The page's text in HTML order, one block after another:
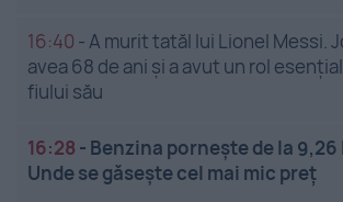
16:40 -A murit tatăl lui Lionel Messi.
avea 68 de ani și a avut un rol
fiului său
16:28 - Benzina pornește de la
Unde se găsește cel mai mic preț